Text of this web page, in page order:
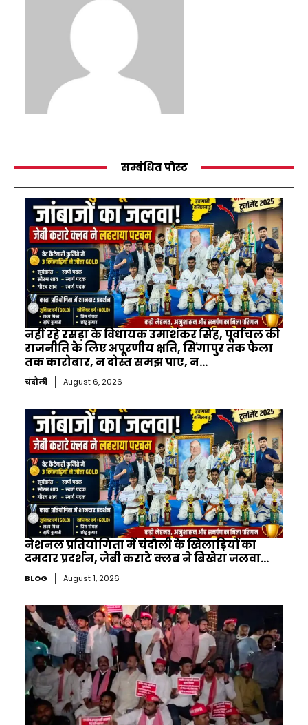
सम्बंधित पोस्ट
नहीं रहे रसड़ा के विधायक उमाशंकर सिंह, पूर्वांचल की
राजनीति के लिए अपूरणीय क्षति, सिंगापुर तक फैला
तक कारोबार, न दोस्त समझ पाए, न...
चंदौली August 6, 2026
नेशनल प्रतियोगिता में चंदौली के खिलाड़ियों का
दमदार प्रदर्शन, जेबी कराटे क्लब ने बिखेरा जलवा…
BLOG August 1, 2026